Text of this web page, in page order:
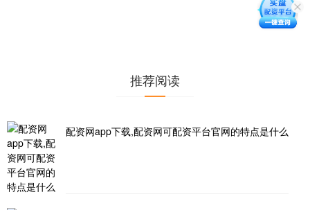
推荐阅读
配资网app下载,配资网可配资平台官网的特点是什么